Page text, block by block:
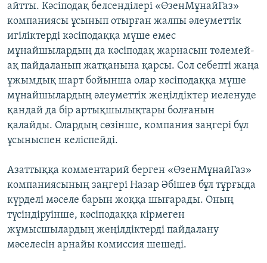
айтты. Кәсіподақ белсенділері «ӨзенМұнайГаз»
компаниясы ұсынып отырған жалпы әлеуметтік
игіліктерді кәсіподаққа мүше емес
мұнайшылардың да кәсіподақ жарнасын төлемей-
ақ пайдаланып жатқанына қарсы. Сол себепті жаңа
ұжымдық шарт бойынша олар кәсіподаққа мүше
мұнайшылардың әлеуметтік жеңілдіктер иеленуде
қандай да бір артықшылықтары болғанын
қалайды. Олардың сөзінше, компания заңгері бұл
ұсыныспен келіспейді.
Азаттыққа комментарий берген «ӨзенМұнайГаз»
компаниясының заңгері Назар Әбішев бұл тұрғыда
күрделі мәселе барын жоққа шығарады. Оның
түсіндіруінше, кәсіподаққа кірмеген
жұмысшылардың жеңілдіктерді пайдалану
мәселесін арнайы комиссия шешеді.